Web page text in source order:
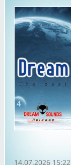
14.07.2026 15:22